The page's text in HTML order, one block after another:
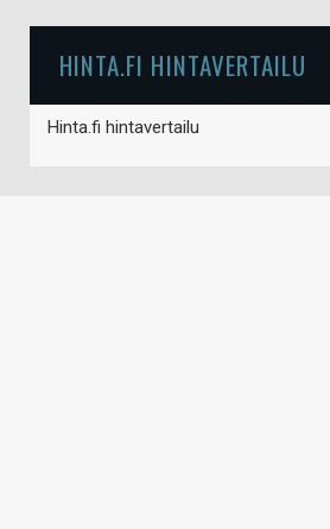
HINTA.FI HINTAVERTAILU
Hinta.fi hintavertailu